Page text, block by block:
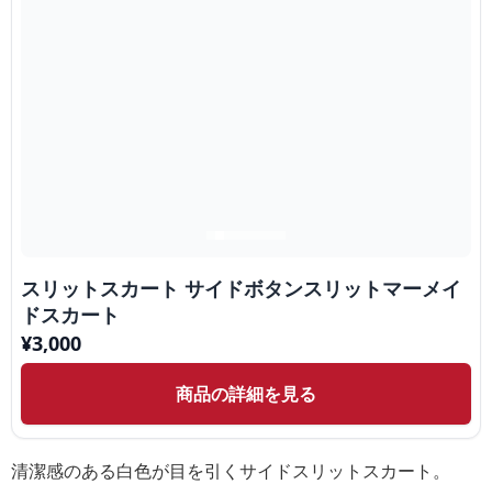
スリットスカート サイドボタンスリットマーメイ
ドスカート
¥3,000
商品の詳細を見る
清潔感のある白色が目を引くサイドスリットスカート。